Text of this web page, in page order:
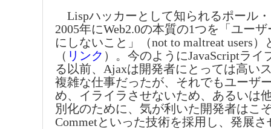
Lispハッカーとして知られるポール
2005年にWeb2.0の本質の1つを「ユー
にしないこと」（not to maltreat users
（ リンク ）。今のようにJavaScriptライ
る以前、Ajaxは開発者にとっては高い
複雑な仕事だったが、それでもユーザ
め、イライラさせないため、あるいは
別化のために、気が利いた開発者はこ
Commetといった技術を採用し、発展